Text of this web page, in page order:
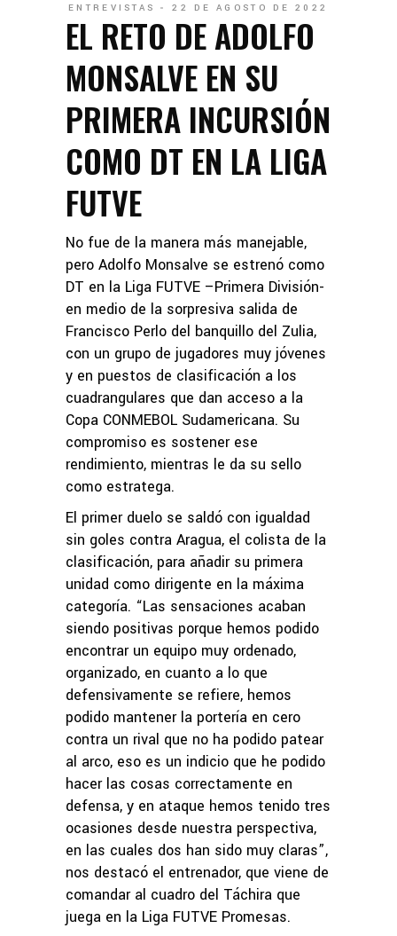
ENTREVISTAS 22 DE AGOSTO DE 2022
EL RETO DE ADOLFO
MONSALVE EN SU
PRIMERA INCURSIÓN
COMO DT EN LA LIGA
FUTVE
No fue de la manera más manejable,
pero Adolfo Monsalve se estrenó como
DT en la Liga FUTVE –Primera División-
en medio de la sorpresiva salida de
Francisco Perlo del banquillo del Zulia,
con un grupo de jugadores muy jóvenes
y en puestos de clasificación a los
cuadrangulares que dan acceso a la
Copa CONMEBOL Sudamericana. Su
compromiso es sostener ese
rendimiento, mientras le da su sello
como estratega.
El primer duelo se saldó con igualdad
sin goles contra Aragua, el colista de la
clasificación, para añadir su primera
unidad como dirigente en la máxima
categoría. “Las sensaciones acaban
siendo positivas porque hemos podido
encontrar un equipo muy ordenado,
organizado, en cuanto a lo que
defensivamente se refiere, hemos
podido mantener la portería en cero
contra un rival que no ha podido patear
al arco, eso es un indicio que he podido
hacer las cosas correctamente en
defensa, y en ataque hemos tenido tres
ocasiones desde nuestra perspectiva,
en las cuales dos han sido muy claras”,
nos destacó el entrenador, que viene de
comandar al cuadro del Táchira que
juega en la Liga FUTVE Promesas.